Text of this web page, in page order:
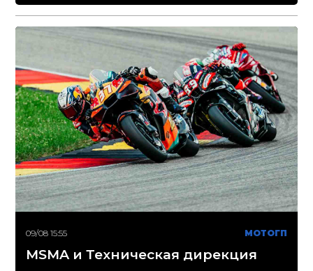
09/08 15:55 МОТОГП
MSMA и Техническая дирекция